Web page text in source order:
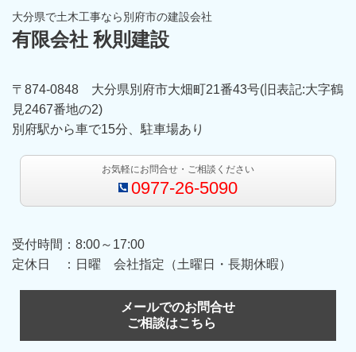
大分県で土木工事なら別府市の建設会社
有限会社 秋則建設
〒874-0848 大分県別府市大畑町21番43号(旧表記:大字鶴
見2467番地の2)
別府駅から車で15分、駐車場あり
お気軽にお問合せ・ご相談ください
0977-26-5090
受付時間：8:00～17:00
定休日 ：日曜 会社指定（土曜日・長期休暇）
メールでのお問合せ
ご相談はこちら